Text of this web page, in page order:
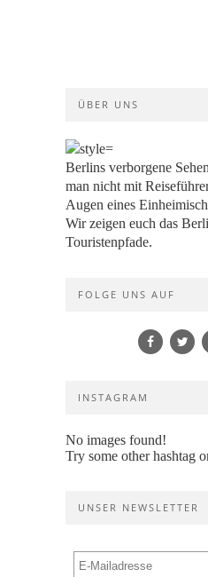
ÜBER UNS
Berlins verborgene
man nicht mit
Augen eines
Wir zeigen euch das
Touristenpfade.
FOLGE UNS AUF
INSTAGRAM
No images found!
Try some other hashtag
UNSER NEWSLETTER